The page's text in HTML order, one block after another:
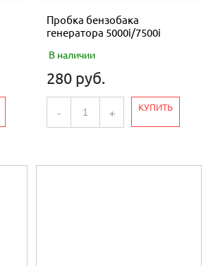
Пробка бензобака
генератора 5000i/7500i
В наличии
280 руб.
- + КУПИТЬ